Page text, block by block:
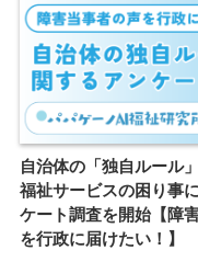
自治体の「独自ルール
福祉サービスの困り事
ケート調査を開始【障
を行政に届けたい！】